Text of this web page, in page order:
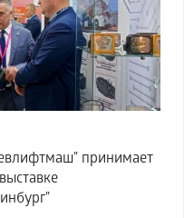
принимает